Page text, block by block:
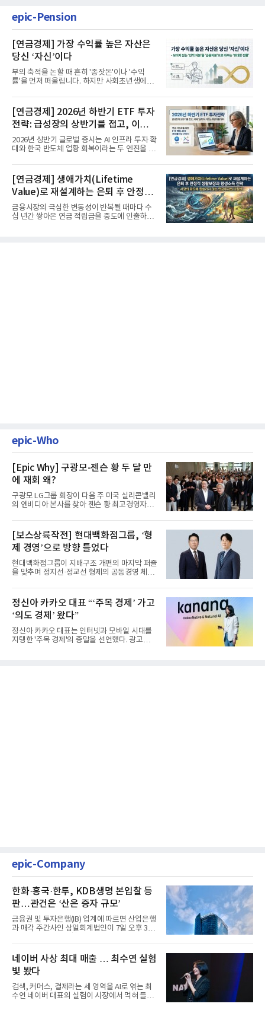
epic-Pension
[연금경제] 가장 수익률 높은 자산은
당신 ‘자신’이다
부의 축적을 논할 때 흔히 '종잣돈'이나 '수익
률'을 먼저 떠올립니다. 하지만 사회초년생에게
[연금경제] 2026년 하반기 ETF 투자
전략: 급성장의 상반기를 접고, 이제
'실적'이 가르는 하반기를 맞다
2026년 상반기 글로벌 증시는 AI 인프라 투자 확
대와 한국 반도체 업황 회복이라는 두 엔진을 달
[연금경제] 생애가치(Lifetime
Value)로 재설계하는 은퇴 후 안정적
생활보장과 평생소득 전략
금융시장의 극심한 변동성이 반복될 때마다 수
십 년간 쌓아온 연금 적립금을 중도에 인출하거
epic-Who
[Epic Why] 구광모-젠슨 황 두 달 만
에 재회 왜?
구광모 LG그룹 회장이 다음 주 미국 실리콘밸리
의 엔비디아 본사를 찾아 젠슨 황 최고경영자
[보스상륙작전] 현대백화점그룹, ‘형
제 경영’으로 방향 틀었다
현대백화점그룹이 지배구조 개편의 마지막 퍼즐
을 맞추며 정지선·정교선 형제의 공동경영 체제
정신아 카카오 대표 “‘주목 경제’ 가고
‘의도 경제’ 왔다”
정신아 카카오 대표는 인터넷과 모바일 시대를
지탱한 '주목 경제'의 종말을 선언했다. 광고를
epic-Company
한화·흥국·한투, KDB생명 본입찰 등
판…관건은 ‘산은 증자 규모’
금융권 및 투자은행(IB) 업계에 따르면 산업은행
과 매각 주간사인 삼일회계법인이 7일 오후 3시
네이버 사상 최대 매출 … 최수연 실험
빛 봤다
검색, 커머스, 결제라는 세 영역을 AI로 엮는 최
수연 네이버 대표의 실험이 시장에서 먹혀 들어